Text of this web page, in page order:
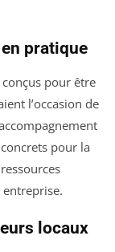
pratique
pour être
l’occasion de
pour la
entreprise.
locaux